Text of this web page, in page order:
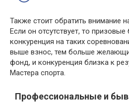
Также стоит обратить внимание
Если он отсутствует, то
конкуренция на таких
выше взнос, тем больше
фонд, и конкуренция близка к
Мастера спорта.
Профессиональные и